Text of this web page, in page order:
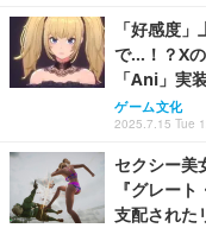
「好感度
で…！？X
「Ani」実
ゲーム文化
2025.7.15 Tue
セクシー美
『グレー
支配された